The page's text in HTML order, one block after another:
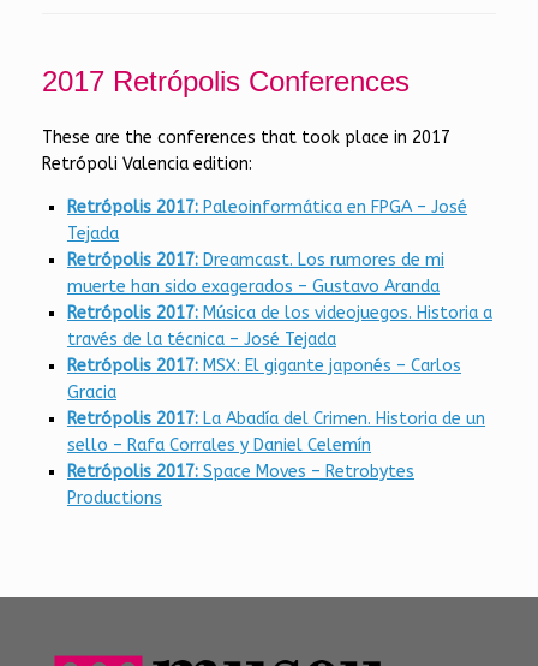
2017 Retrópolis Conferences
These are the conferences that took place in 2017
Retrópoli Valencia edition:
Retrópolis 2017: Paleoinformática en FPGA – José
Tejada
Retrópolis 2017: Dreamcast. Los rumores de mi
muerte han sido exagerados – Gustavo Aranda
Retrópolis 2017: Música de los videojuegos. Historia a
través de la técnica – José Tejada
Retrópolis 2017: MSX: El gigante japonés – Carlos
Gracia
Retrópolis 2017: La Abadía del Crimen. Historia de un
sello – Rafa Corrales y Daniel Celemín
Retrópolis 2017: Space Moves – Retrobytes
Productions